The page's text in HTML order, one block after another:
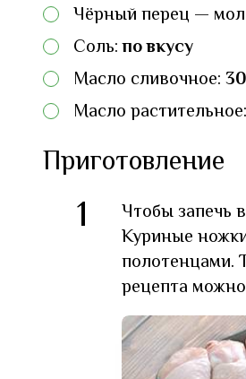
Чёрный перец —
Соль:по вкусу
Масло сливочное:
Масло растительное:
Приготовление
1
Чтобы запечь
Куриные
полотенцами.
рецепта